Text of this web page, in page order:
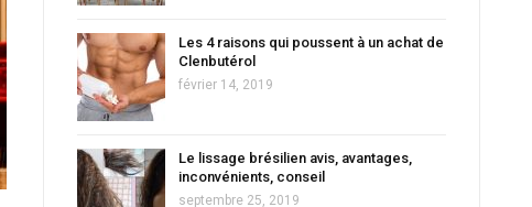
Les 4 raisons qui poussent à un achat de
Clenbutérol
février 14, 2019
Le lissage brésilien avis, avantages,
inconvénients, conseil
septembre 25, 2019